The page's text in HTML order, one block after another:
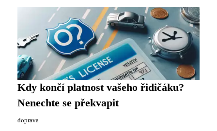
Kdy končí platnost vašeho řidičáku?
Nenechte se překvapit
doprava